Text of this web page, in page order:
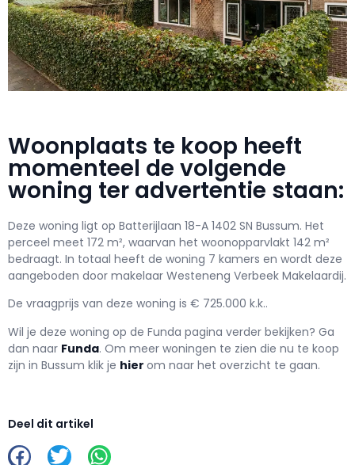
Woonplaats te koop heeft
momenteel de volgende
woning ter advertentie staan:
Deze woning ligt op Batterijlaan 18-A 1402 SN Bussum. Het
perceel meet 172 m², waarvan het woonopparvlakt 142 m²
bedraagt. In totaal heeft de woning 7 kamers en wordt deze
aangeboden door makelaar Westeneng Verbeek Makelaardij.
De vraagprijs van deze woning is € 725.000 k.k..
Wil je deze woning op de Funda pagina verder bekijken? Ga
dan naar Funda. Om meer woningen te zien die nu te koop
zijn in Bussum klik je hier om naar het overzicht te gaan.
Deel dit artikel